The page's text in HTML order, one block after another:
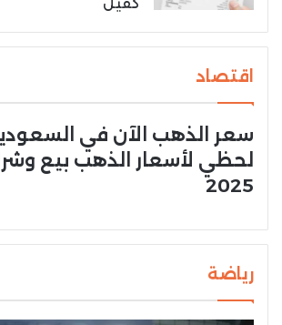
اقتصاد
سعر الذهب الآن في
2025
رياضة